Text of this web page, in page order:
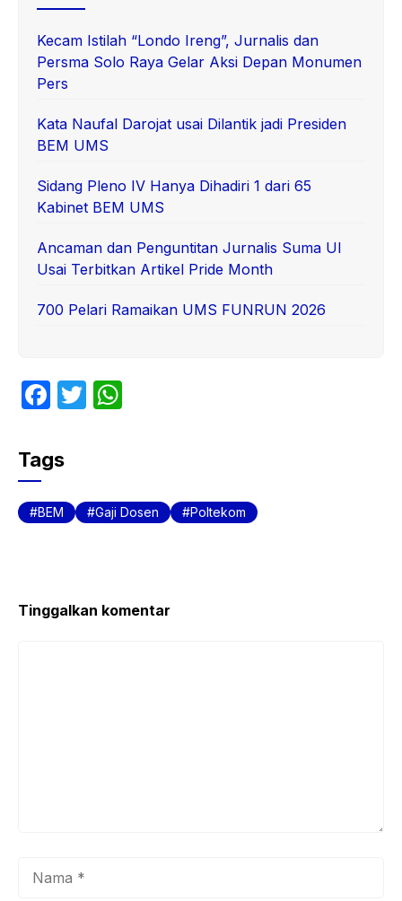
Kecam Istilah “Londo Ireng”, Jurnalis dan
Persma Solo Raya Gelar Aksi Depan Monumen
Pers
Kata Naufal Darojat usai Dilantik jadi Presiden
BEM UMS
Sidang Pleno IV Hanya Dihadiri 1 dari 65
Kabinet BEM UMS
Ancaman dan Penguntitan Jurnalis Suma UI
Usai Terbitkan Artikel Pride Month
700 Pelari Ramaikan UMS FUNRUN 2026
F
c
e
b
T
A
Tags
BEM Gaji Dosen Poltekom
Tinggalkan komentar